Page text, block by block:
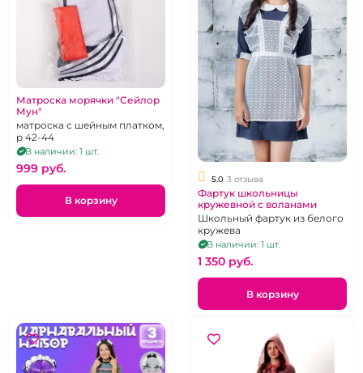
Матроска морячки "Сейлор
Мун"
матроска с шейным платком,
р 42-44
В наличии: 1 шт.
999 pуб.
В корзину
5.0 3 отзыва
Фартук школьницы
кружевной с воланами
Школьный фартук из белого
кружева
В наличии: 1 шт.
1 350 pуб.
В корзину